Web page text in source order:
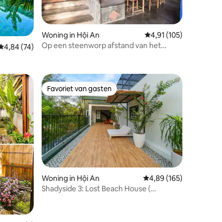
beoordeling van 4,84 op 5, 74 recensies
4,84 (74)
Woning in Hội An Gemiddelde
4,91 (105)
Op een steenworp afstand van het
Favoriet van gasten
Favoriet van gasten
Woning in Hội An Gemiddelde
4,89 (165)
Shadyside 3: Lost Beach House (